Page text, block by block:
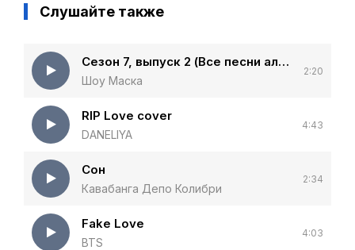
Слушайте также
Сезон 7, выпуск 2 (Все песни альбом)
Шоу Маска
2:20
RIP Love cover
DANELIYA
4:43
Сон
Кавабанга Депо Колибри
2:34
Fake Love
BTS
4:03